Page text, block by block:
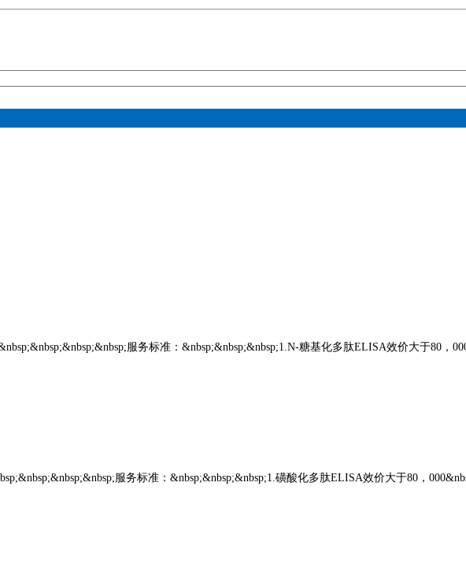
服务标准：&nbsp;&nbsp;&nbsp;1.N-糖基化多肽ELISA效价大于80，
服务标准：&nbsp;&nbsp;&nbsp;1.磺酸化多肽ELISA效价大于80，